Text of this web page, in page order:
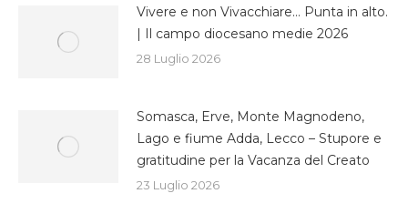
Vivere e non Vivacchiare… Punta in alto.
| Il campo diocesano medie 2026
28 Luglio 2026
Somasca, Erve, Monte Magnodeno,
Lago e fiume Adda, Lecco – Stupore e
gratitudine per la Vacanza del Creato
23 Luglio 2026